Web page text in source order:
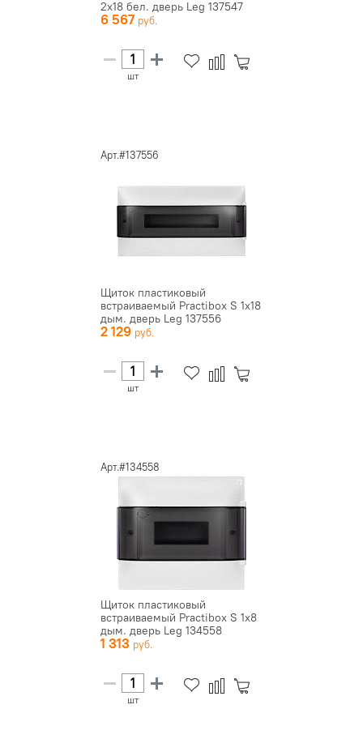
2х18 бел. дверь Leg 137547
6 567
шт
Арт.#137556
Щиток пластиковый
встраиваемый Practibox S 1х18
дым. дверь Leg 137556
2 129
шт
Арт.#134558
Щиток пластиковый
встраиваемый Practibox S 1х8
дым. дверь Leg 134558
1 313
шт